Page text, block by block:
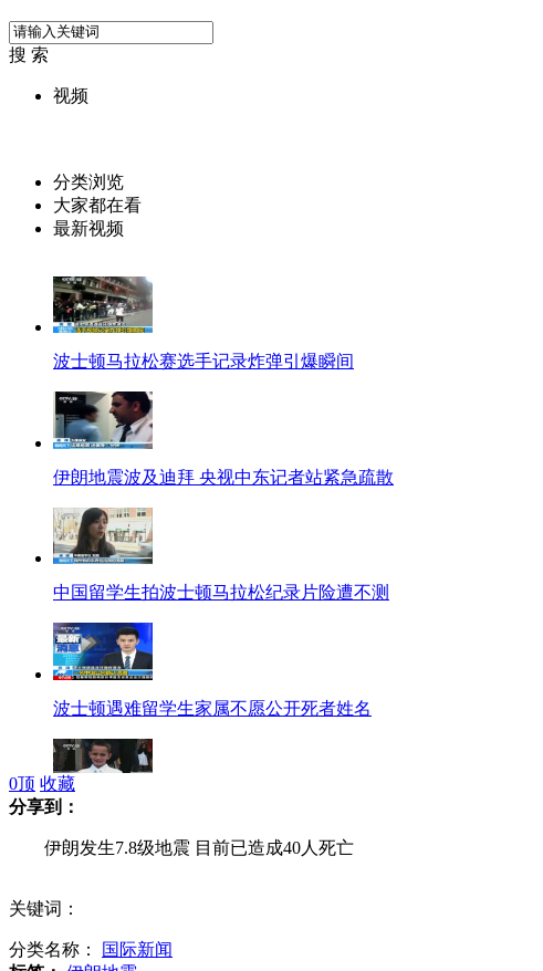
搜 索
视频
分类浏览
大家都在看
最新视频
波士顿马拉松赛选手记录炸弹引爆瞬间
伊朗地震波及迪拜 央视中东记者站紧急疏散
中国留学生拍波士顿马拉松纪录片险遭不测
波士顿遇难留学生家属不愿公开死者姓名
波士顿爆炸:华盛顿继续加强安保警戒
0顶 收藏
分享到：
伊朗发生7.8级地震 目前已造成40人死亡
关键词：
分类名称：
国际新闻